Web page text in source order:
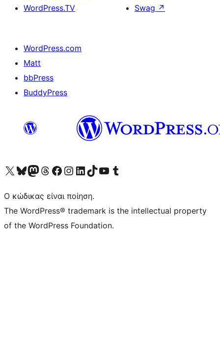
WordPress.TV
Swag ↗
WordPress.com
Matt
bbPress
BuddyPress
Visit our X (formerly Twitter) account
Visit our Bluesky account
Επισκεφθείτε τον λογαριασμό μας στο Mastodon
Visit our Threads account
Επισκεφτείτε τη σελίδα μας στο Facebook
Επισκεφθείτε τον λογαριασμό μας Instagram
Επισκεφθείτε τον λογαριασμό μας LinkedIn
Visit our TikTok account
Visit our YouTube channel
Visit our Tumblr account
Ο κώδικας είναι ποίηση.
The WordPress® trademark is the intellectual property
of the WordPress Foundation.